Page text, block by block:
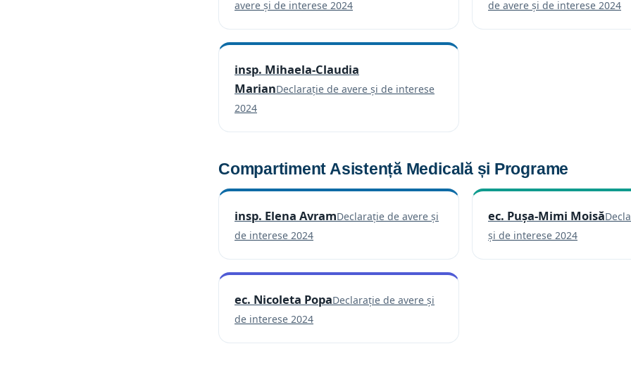
avere și de interese 2024(se deschide într-o filă nouă)de avere și de interese 2024
insp. Mihaela-Claudia
MarianDeclarație de avere și de interese
2024(se deschide într-o filă nouă)
Compartiment Asistență Medicală și Programe
insp. Elena AvramDeclarație de avere și
de interese 2024(se deschide într-o filă nouă)
ec. Pușa-Mimi Moisă
și de interese 2024(se
ec. Nicoleta PopaDeclarație de avere și
de interese 2024(se deschide într-o filă nouă)